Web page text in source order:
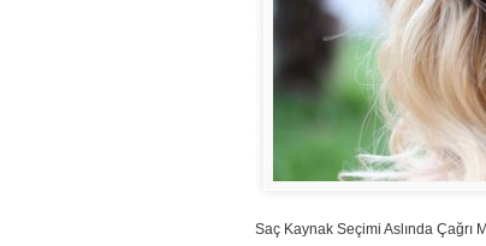
Saç Kaynak Seçimi Aslında